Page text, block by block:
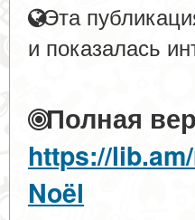
Эта
и показалась
Полная
https://
Noël